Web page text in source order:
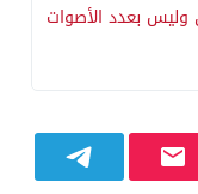
وليس بعدد الأصوات